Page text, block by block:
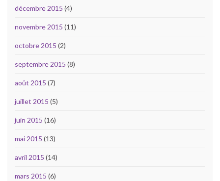
décembre 2015 (4)
novembre 2015 (11)
octobre 2015 (2)
septembre 2015 (8)
août 2015 (7)
juillet 2015 (5)
juin 2015 (16)
mai 2015 (13)
avril 2015 (14)
mars 2015 (6)